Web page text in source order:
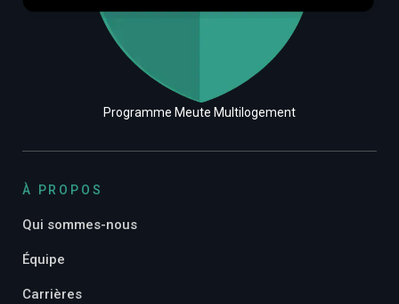
Programme Meute Multilogement
À PROPOS
Qui sommes-nous
Équipe
Carrières